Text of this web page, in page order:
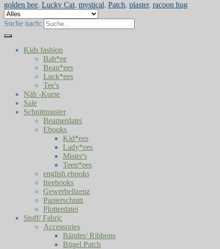
golden bee, Lucky Cat, mystical, Patch, plaster, racoon hug
Suche nach:
Kids fashion
Bab*ee
Bean*ees
Luck*ees
Tee's
Näh -Kurse
Sale
Schnittmuster
Beamerdatei
Ebooks
Kid*ees
Lady*ees
Mister's
Teen*ees
english ebooks
freebooks
Gewerbelizenz
Papierschnitt
Plotterdatei
Stoff/ Fabric
Accessories
Bänder/ Ribbons
Bügel Patch